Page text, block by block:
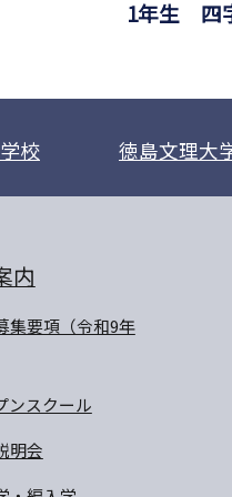
1年生 四
校 徳島文理大
内
集要項（令和9年
ンスクール
明会